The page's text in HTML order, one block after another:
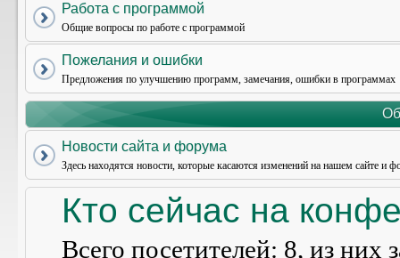
Работа с программой
Общие вопросы по работе с программой
Пожелания и ошибки
Предложения по улучшению программ, замечания, ошибки в программах
Новости сайта и форума
Здесь находятся новости, которые касаются изменений на нашем сайте и
Кто сейчас на
Всего посетителей: 8, из них